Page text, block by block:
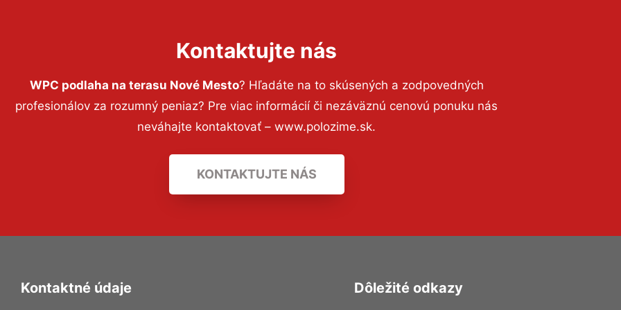
Kontaktujte nás
WPC podlaha na terasu Nové Mesto? Hľadáte na to skúsených a zodpovedných
profesionálov za rozumný peniaz? Pre viac informácií či nezáväznú cenovú ponuku nás
neváhajte kontaktovať – www.polozime.sk.
KONTAKTUJTE NÁS
Kontaktné údaje Dôležité odkazy